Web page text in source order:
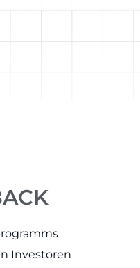
Investoren